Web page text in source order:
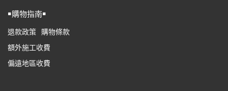
￭購物指南￭
退款政策 購物條款
額外施工收費
偏遠地區收費